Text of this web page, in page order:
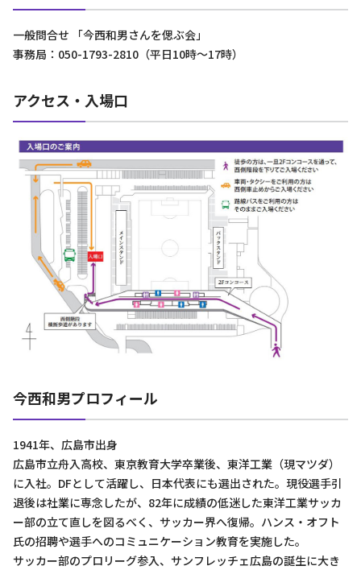
一般問合せ 「今西和男さんを偲ぶ会」
事務局：050-1793-2810（平日10時～17時）
アクセス・入場口
今西和男プロフィール
1941年、広島市出身
広島市立舟入高校、東京教育大学卒業後、東洋工業（現マツダ）
に入社。DFとして活躍し、日本代表にも選出された。現役選手引
退後は社業に専念したが、82年に成績の低迷した東洋工業サッカ
ー部の立て直しを図るべく、サッカー界へ復帰。ハンス・オフト
氏の招聘や選手へのコミュニケーション教育を実施した。
サッカー部のプロリーグ参入、サンフレッチェ広島の誕生に大き